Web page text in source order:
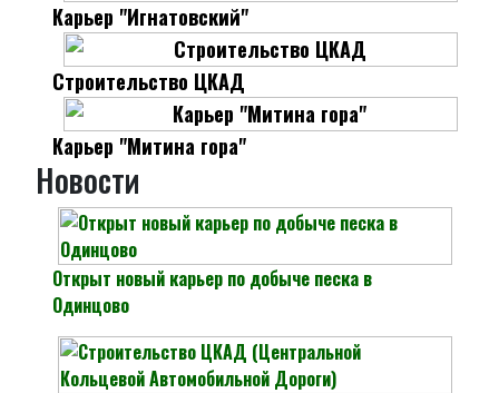
Карьер "Игнатовский"
Строительство ЦКАД
Карьер "Митина гора"
Новости
Открыт новый карьер по добыче песка в
Одинцово